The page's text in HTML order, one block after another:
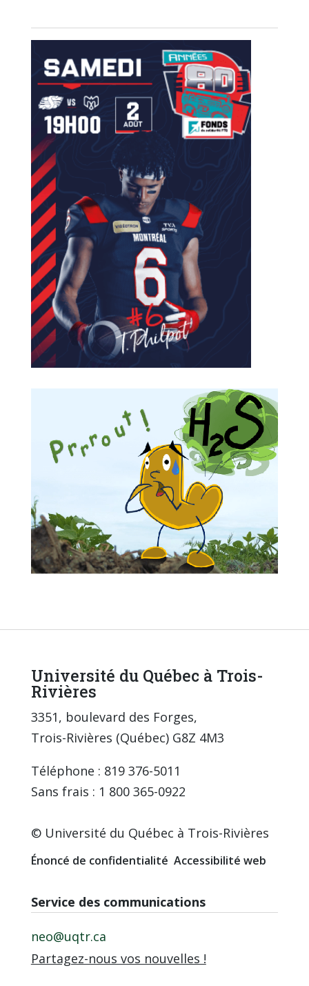
Université du Québec à Trois-
Rivières
3351, boulevard des Forges,
Trois-Rivières (Québec) G8Z 4M3
Téléphone : 819 376-5011
Sans frais : 1 800 365-0922
© Université du Québec à Trois-Rivières
Énoncé de confidentialité Accessibilité web
Service des communications
neo@uqtr.ca
Partagez-nous vos nouvelles !